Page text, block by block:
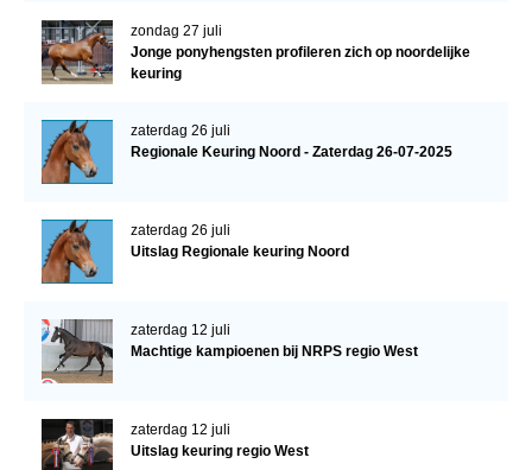
zondag 27 juli
Jonge ponyhengsten profileren zich op noordelijke
keuring
zaterdag 26 juli
Regionale Keuring Noord - Zaterdag 26-07-2025
zaterdag 26 juli
Uitslag Regionale keuring Noord
zaterdag 12 juli
Machtige kampioenen bij NRPS regio West
zaterdag 12 juli
Uitslag keuring regio West